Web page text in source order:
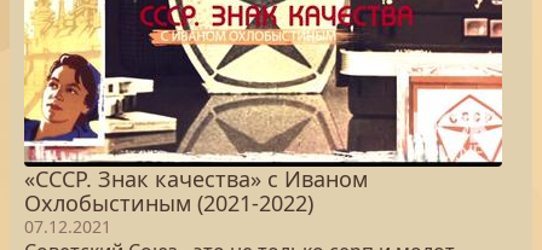
«СССР. Знак качества» с Иваном
Охлобыстиным (2021-2022)
07.12.2021